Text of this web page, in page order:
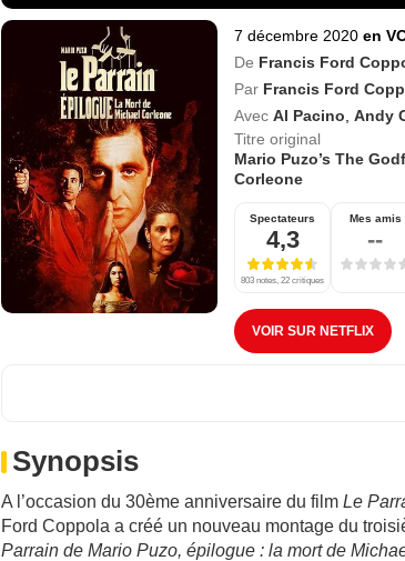
7 décembre 2020 en
De Francis Ford
Par Francis Ford
Avec Al Pacino Andy
Titre original
Mario Puzo’s The
Corleone
Spectateurs
4,3
803 notes, 22 critiques
Mes amis
--
VOIR SUR NETFLIX
Synopsis
A l’occasion du 30ème anniversaire du film Le
Ford Coppola a créé un nouveau montage du
Parrain de Mario Puzo, épilogue : la mort de